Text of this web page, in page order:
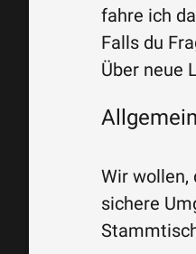
fahre ich
Falls du
Über neue
Wir wollen,
sichere